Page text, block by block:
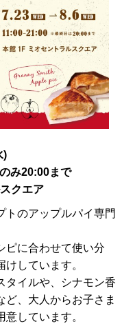
)
み20:00まで
クエア
トのアップルパイ専門
ピに合わせて使い分
しています。
タイルや、シナモン香
ど、大人からお子さま
しています。